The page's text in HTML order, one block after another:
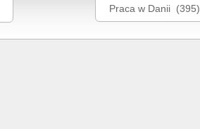
Praca w Danii (395)